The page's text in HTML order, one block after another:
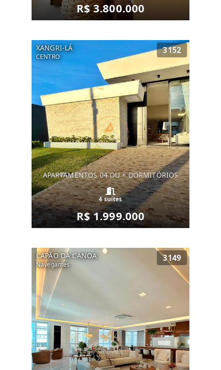
R$ 3.800.000
XANGRI-LÁ
CENTRO
3152
APARTAMENTOS 04 OU + DORMITÓRIOS
4 suítes
R$ 1.999.000
CAPÃO DA CANOA
Navegantes
3149